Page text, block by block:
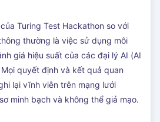
Turing Test Hackathon so với
thường là việc sử dụng môi
giá hiệu suất của các đại lý AI (AI
quyết định và kết quả quan
lại vĩnh viễn trên mạng lưới
minh bạch và không thể giả mạo.